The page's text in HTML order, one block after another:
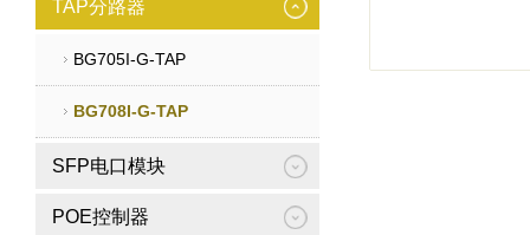
TAP分路器
BG705I-G-TAP
BG708I-G-TAP
SFP电口模块
POE控制器